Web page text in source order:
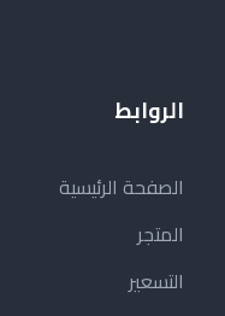
الروابط
الصفحة الرئيسية
المتجر
التسعير